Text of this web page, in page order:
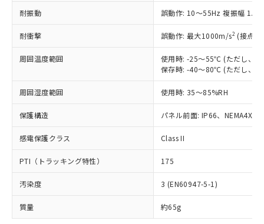
耐振動 誤動作: 10～55Hz 複振幅
耐衝撃 誤動作: 最大1000m/s2 (接点
周囲温度範囲
使用時: -25～55℃ (ただし、氷
保存時: -40～80℃ (ただし、氷
周囲湿度範囲 使用時: 35～85%RH
保護構造 パネル前面: IP66、NEMA4X,
感電保護クラス Class II
PTI（トラッキング特性） 175
汚染度 3 (EN60947-5-1)
質量 約65g
記載している更新日時点での社内デー
タに基づき作成されるものであり、閲
覧された時点での実際の在庫および標
準価格とは異なる場合があることをご
正式な納期状況および標準価格はお客
様のお取引先、またはお客様担当のオ
ムロン制御機器販売店・当社販売員に
オムロン制御機器販売店や当社販売拠
販売ネットワーク
」をご確認
ください。
在庫状況および標準価格結果を当社の
事前の承諾なく第三者に漏洩または開
示しないようお願いします。
マイパーツ機能（部品リスト作成サー
ビス）をご利用いただくには、I-Web
メンバーズにご登録されている必要が
鉛(Pb) 1000ppm以下、 水銀(Hg) 1000ppm以下、 カド
六価クロム(Cr(Ⅵ)) 1000ppm以下、ポリ臭化ビフェニル
類(PBB) 1000ppm以下、ポリ臭化ジフェニルエーテル類
(PBDE) 1000ppm以下、フタル酸ビス(2-エチルヘキシ
ル) (DEHP)(別名：DOP) 1000ppm以下、フタル酸ブチ
ルベンジル（BBP） 1000ppm以下、フタル酸ジブチル
（DBP） 1000ppm以下、フタル酸ジイソブチル
(DIBP) 1000ppm以下
但し、RoHS指令で産業用監視および制御機器に対する
適用除外項目は除く。
フタル酸エステル類の４物質については閾値を超える意
図的な使用がないことを確認しています。
※2 対応予定月
部品在庫の切り替え状況などにより、予定
月が前後することがあります。
*中国RoHS10物質の基準値 (GB/T26572)：
Pb(鉛) :1000ppm、 Hg(水銀) : 1000ppm、 Cd(カドミウ
Cr(Ⅵ)(六価クロム) : 1000ppm、 PBBs(ポリ臭化ビフェ
ニル類) : 1000ppm、 PBDEs(ポリ臭化ジフェニルエーテ
ル) : 1000ppm、
DEHP(フタル酸ビス(2-エチルヘキシル)) : 1000ppm
※2 環境保護使用期限
「ｅ」：有害物質（10物質）のすべてが基
準値以下であることを示します。
「10」：通常の使用状況下において有害物
質が外部に漏えいし、環境に深刻な影響を
及ぼさない年数を意味します。
（以下｢規制貨物等」という）を輸出
または国外への提供する場合は、日本
国政府の輸出許可(または役務取引許
可)を取得するなどの必要な手続きを
当社は規制貨物を破棄する場合は、完
全に破砕するなど、違法に輸出されな
いよう必要な手段を講じます。
当社は貴社製品を、核兵器、ミサイ
ル、化学兵器、生物兵器またはその他
武器並びにこれらの製造装置等に一切
使用いたしません。
当社は、貴社製品を第三者に販売する
場合は、上記1、2および3の内容を当
該第三者に通知します。また当社は、
販売先および販売に係わる関係者が違
法に輸出するおそれがある場合は、取
り引きをいたしません。
○ 一定数以上の在庫あり
△ 一定数には満たないが在庫あり
在庫なし(最新の在庫状況につ
いては、お客様のお取引先、ま
たはお客様担当のオムロン制御
機器販売店・当社販売員にご確
認ください)
受注生産機種、また在庫状況の
情報を公開していない機種